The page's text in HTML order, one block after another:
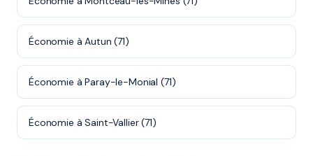
Économie à Autun (71)
Économie à Paray-le-Monial (71)
Économie à Saint-Vallier (71)